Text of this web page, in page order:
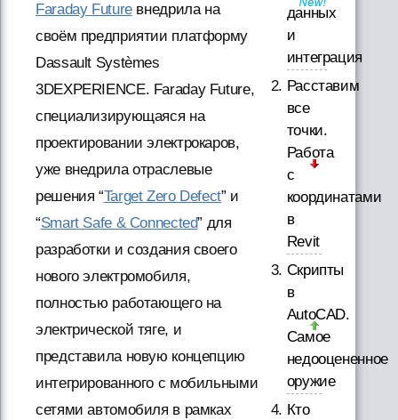
Faraday Futureвнедрила на
своём предприятии платформу
Dassault Systèmes
3DEXPERIENCE. Faraday Future,
специализирующаяся на
проектировании электрокаров,
уже внедрила отраслевые
решения “Target Zero Defect” и
“Smart Safe & Connected” для
разработки и создания своего
нового электромобиля,
полностью работающего на
электрической тяге, и
представила новую концепцию
интегрированного с мобильными
сетями автомобиля в рамках
данных
и
интеграция
Расставим
все
точки.
Работа
с
координатами
в
Revit
Скрипты
в
AutoCAD.
Самое
недооцененное
оружие
Кто